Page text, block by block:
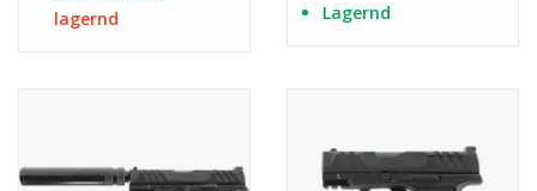
lagernd
Lagernd